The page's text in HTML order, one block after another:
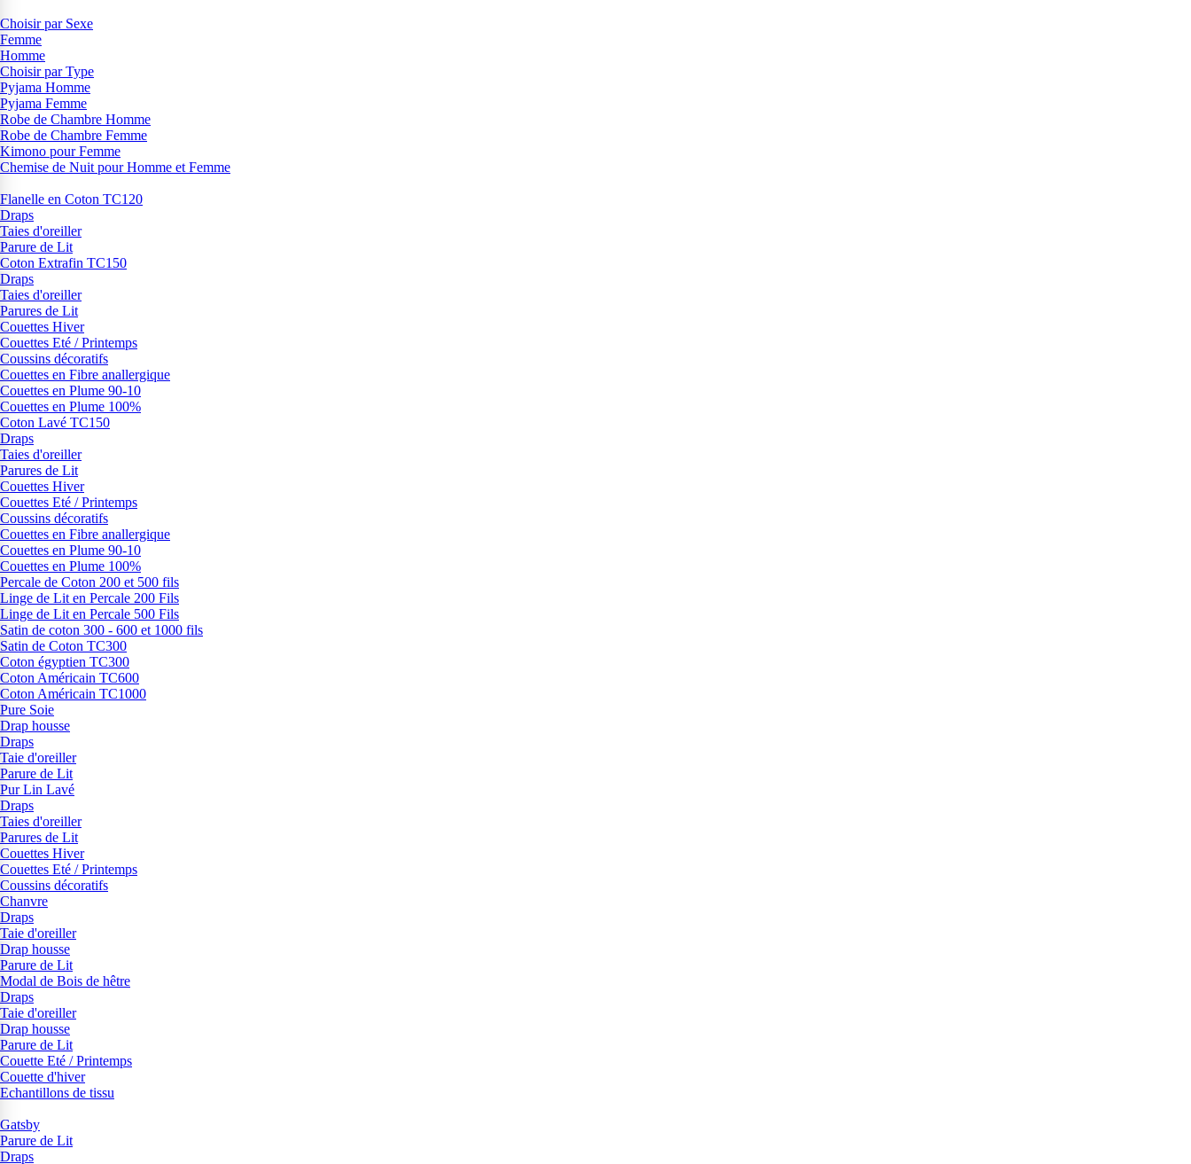
Choisir par Sexe
Femme
Homme
Choisir par Type
Pyjama Homme
Pyjama Femme
Robe de Chambre Homme
Robe de Chambre Femme
Kimono pour Femme
Chemise de Nuit pour Homme et Femme
Flanelle en Coton TC120
Draps
Taies d'oreiller
Parure de Lit
Coton Extrafin TC150
Draps
Taies d'oreiller
Parures de Lit
Couettes Hiver
Couettes Eté / Printemps
Coussins décoratifs
Couettes en Fibre anallergique
Couettes en Plume 90-10
Couettes en Plume 100%
Coton Lavé TC150
Draps
Taies d'oreiller
Parures de Lit
Couettes Hiver
Couettes Eté / Printemps
Coussins décoratifs
Couettes en Fibre anallergique
Couettes en Plume 90-10
Couettes en Plume 100%
Percale de Coton 200 et 500 fils
Linge de Lit en Percale 200 Fils
Linge de Lit en Percale 500 Fils
Satin de coton 300 - 600 et 1000 fils
Satin de Coton TC300
Coton égyptien TC300
Coton Américain TC600
Coton Américain TC1000
Pure Soie
Drap housse
Draps
Taie d'oreiller
Parure de Lit
Pur Lin Lavé
Draps
Taies d'oreiller
Parures de Lit
Couettes Hiver
Couettes Eté / Printemps
Coussins décoratifs
Chanvre
Draps
Taie d'oreiller
Drap housse
Parure de Lit
Modal de Bois de hêtre
Draps
Taie d'oreiller
Drap housse
Parure de Lit
Couette Eté / Printemps
Couette d'hiver
Echantillons de tissu
Gatsby
Parure de Lit
Draps